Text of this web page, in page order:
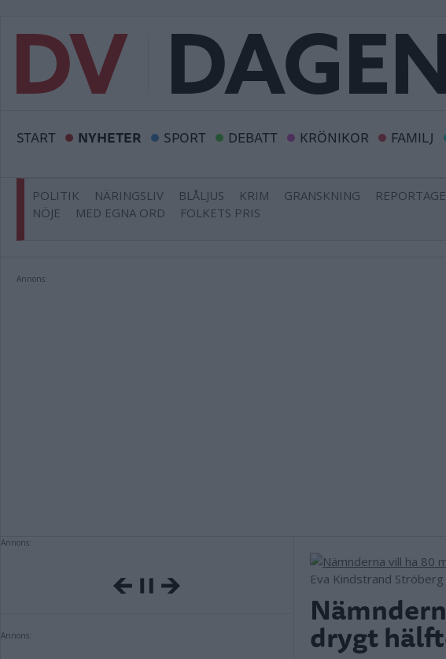
START NYHETER SPORT DEBATT KRÖNIKOR FAMILJ
POLITIK NÄRINGSLIV BLÅLJUS KRIM GRANSKNING REPORTAGE
NÖJE
MED EGNA ORD FOLKETS PRIS
Annons:
Annons:
Annons:
Eva Kindstrand
drygt